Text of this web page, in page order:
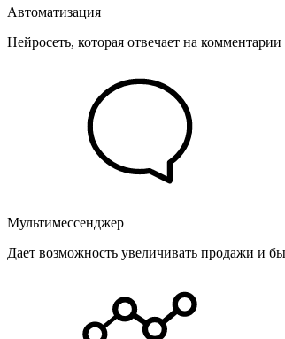
Автоматизация
Нейросеть, которая отвечает на
Мультимессенджер
Дает возможность увеличивать продажи и